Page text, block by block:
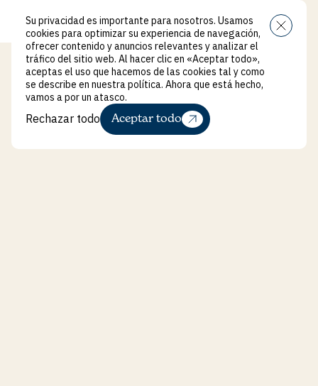
Su privacidad es importante para nosotros. Usamos
cookies para optimizar su experiencia de navegación,
ofrecer contenido y anuncios relevantes y analizar el
tráfico del sitio web. Al hacer clic en «Aceptar todo»,
aceptas el uso que hacemos de las cookies tal y como
se describe en nuestra política. Ahora que está hecho,
vamos a por un atasco.
Rechazar todo
Aceptar todo
Menú Cerrar